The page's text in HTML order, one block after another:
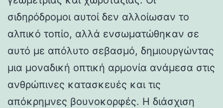
σιδηρόδρομοι αυτοί δεν αλλοίωσαν το
αλπικό τοπίο, αλλά ενσωματώθηκαν σε
αυτό με απόλυτο σεβασμό, δημιουργώντας
μια μοναδική οπτική αρμονία ανάμεσα στις
ανθρώπινες κατασκευές και τις
απόκρημνες βουνοκορφές. Η διάσχιση